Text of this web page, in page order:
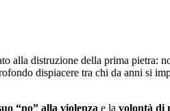
alla distruzione della prima pietra:
dispiacere tra chi da anni si
“no” alla violenza e la volontà di